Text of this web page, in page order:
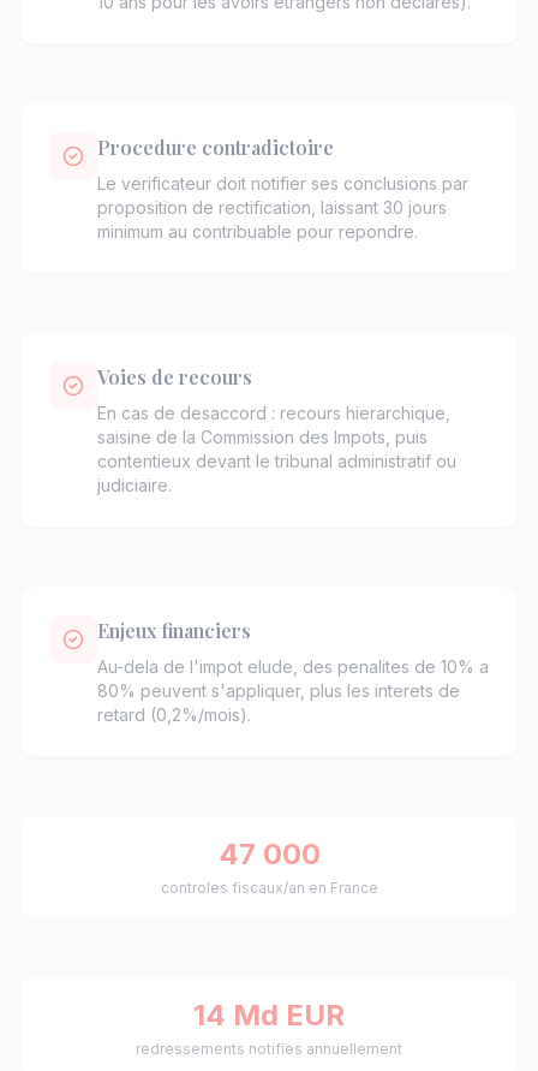
Procedure contradictoire
Le verificateur doit notifier ses conclusions par
proposition de rectification, laissant 30 jours
minimum au contribuable pour repondre.
Voies de recours
En cas de desaccord : recours hierarchique,
saisine de la Commission des Impots, puis
contentieux devant le tribunal administratif ou
judiciaire.
Enjeux financiers
Au-dela de l'impot elude, des penalites de 10% a
80% peuvent s'appliquer, plus les interets de
retard (0,2%/mois).
47 000
controles fiscaux/an en France
14 Md EUR
redressements notifies annuellement